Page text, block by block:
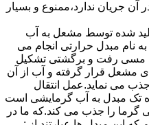
آن جریان ندارد،ممنوع و بسیار
شده توسط مشعل به آب
مبدل حرارتی انجام می
مسی رفت و برگشتی تشکیل
مشعل قرار گرفته و آب از آن
می نماید.عمل انتقال
تک مبدل به آب گرمایشی است
را جذب می کند.که ما در